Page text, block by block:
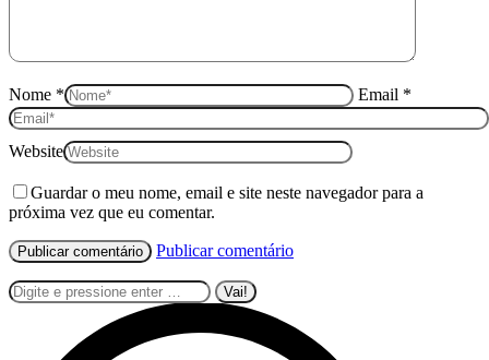
Nome * Email *
Website
Guardar o meu nome, email e site neste navegador para a
próxima vez que eu comentar.
Publicar comentário
Pesquisar: